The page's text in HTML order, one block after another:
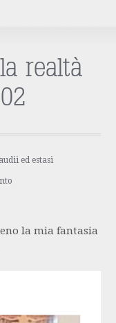
realtà
ed estasi
la mia fantasia